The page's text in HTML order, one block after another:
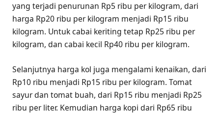
yang terjadi penurunan Rp5 ribu per kilogram, dari
harga Rp20 ribu per kilogram menjadi Rp15 ribu
kilogram. Untuk cabai keriting tetap Rp25 ribu per
kilogram, dan cabai kecil Rp40 ribu per kilogram.
Selanjutnya harga kol juga mengalami kenaikan, dari
Rp10 ribu menjadi Rp15 ribu per kilogram. Tomat
sayur dan tomat buah, dari Rp15 ribu menjadi Rp25
ribu per liter. Kemudian harga kopi dari Rp65 ribu